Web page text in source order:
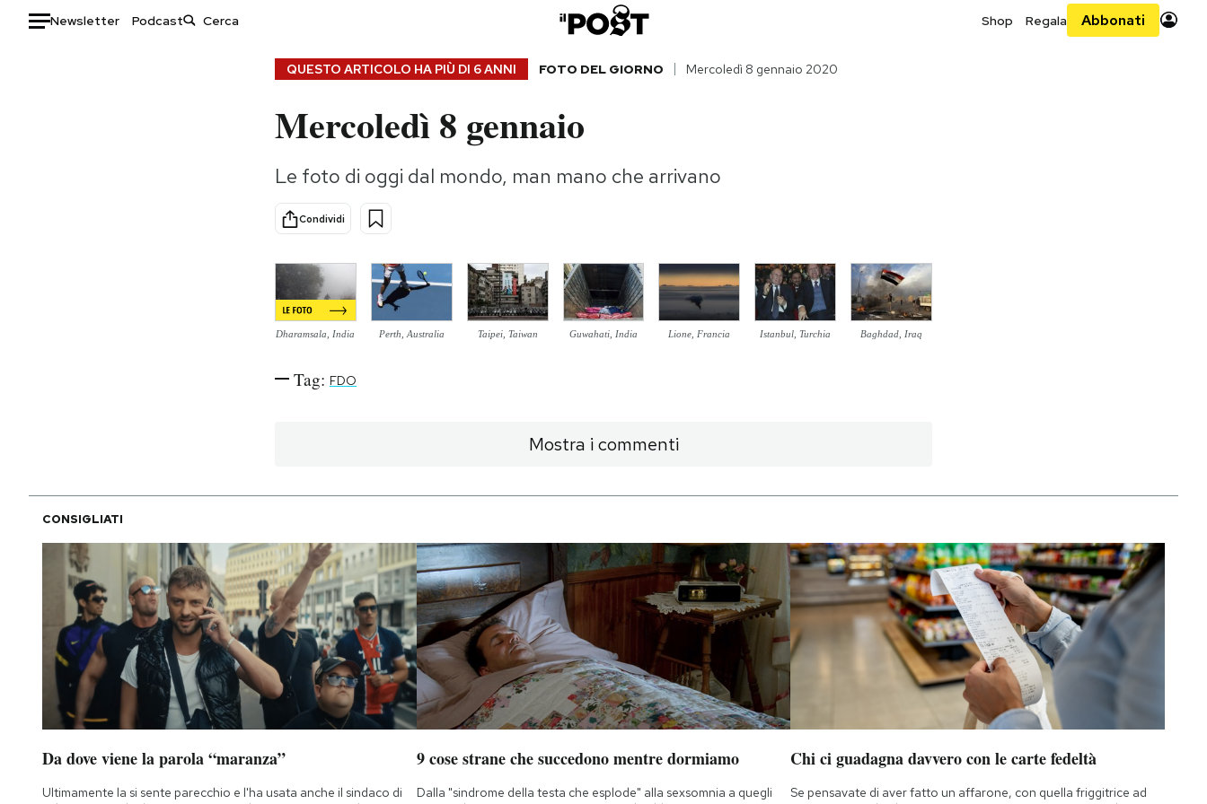
Newsletter Podcast Shop Regala Abbonati
Consumismi
Storie/Idee
Altrecose
NEWSLETTER
I MIEI PREFERITI
SHOP
CALENDARIO
AREA PERSONALE
Area Personale
Newsletter
QUESTO ARTICOLO HA PIÙ DI 6 ANNI FOTO DEL GIORNO Mercoledì 8 gennaio 2020
Mercoledì 8 gennaio
Le foto di oggi dal mondo, man mano che arrivano
Condividi
Dharamsala, India Perth, Australia Taipei, Taiwan Guwahati, India Lione, Francia Istanbul, Turchia Baghdad, Iraq
Tag: FDO
Mostra i commenti
CONSIGLIATI
Da dove viene la parola “maranza”
Ultimamente la si sente parecchio e l'ha usata anche il sindaco di
9 cose strane che succedono mentre dormiamo
Dalla "sindrome della testa che esplode" alla sexsomnia a quegli
Chi ci guadagna davvero con le carte fedeltà
Se pensavate di aver fatto un affarone, con quella friggitrice ad